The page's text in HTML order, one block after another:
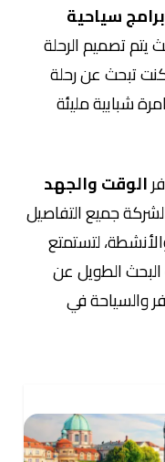
سياحية
يتم تصميم الرحلة
تبحث عن رحلة
شبابية مليئة
الوقت والجهد
جميع التفاصيل
لتستمتع
الطويل عن
والسياحة في